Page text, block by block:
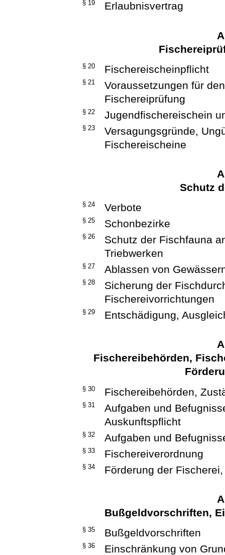
§ 19 Erlaubnisvertrag
§ 20 Fischereischeinpflicht
§ 21
Voraussetzungen für
Fischereiprüfung
§ 22 Jugendfischereischein
§ 23
Versagungsgründe,
Fischereischeine
Schutz
§ 24 Verbote
§ 25 Schonbezirke
§ 26
Schutz der Fischfauna
Triebwerken
§ 27 Ablassen von
§ 28
Sicherung der
Fischereivorrichtungen
§ 29 Entschädigung,
Fischereibehörden,
§ 30 Fischereibehörden,
§ 31
Aufgaben und
Auskunftspflicht
§ 32 Aufgaben und
§ 33 Fischereiverordnung
§ 34 Förderung der
Bußgeldvorschriften,
§ 35 Bußgeldvorschriften
§ 36 Einschränkung von